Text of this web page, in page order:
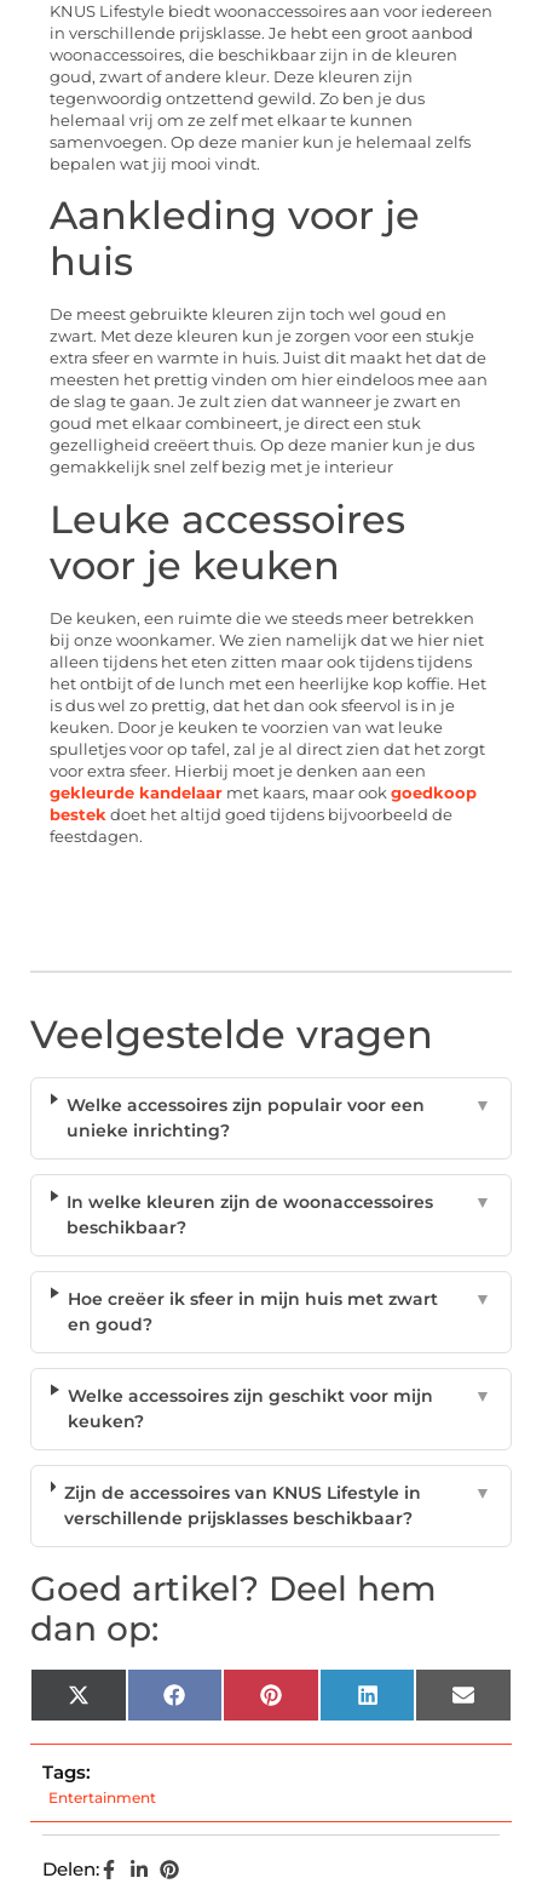
KNUS Lifestyle biedt woonaccessoires aan voor iedereen
in verschillende prijsklasse. Je hebt een groot aanbod
woonaccessoires, die beschikbaar zijn in de kleuren
goud, zwart of andere kleur. Deze kleuren zijn
tegenwoordig ontzettend gewild. Zo ben je dus
helemaal vrij om ze zelf met elkaar te kunnen
samenvoegen. Op deze manier kun je helemaal zelfs
bepalen wat jij mooi vindt.
Aankleding voor je
huis
De meest gebruikte kleuren zijn toch wel goud en
zwart. Met deze kleuren kun je zorgen voor een stukje
extra sfeer en warmte in huis. Juist dit maakt het dat de
meesten het prettig vinden om hier eindeloos mee aan
de slag te gaan. Je zult zien dat wanneer je zwart en
goud met elkaar combineert, je direct een stuk
gezelligheid creëert thuis. Op deze manier kun je dus
gemakkelijk snel zelf bezig met je interieur
Leuke accessoires
voor je keuken
De keuken, een ruimte die we steeds meer betrekken
bij onze woonkamer. We zien namelijk dat we hier niet
alleen tijdens het eten zitten maar ook tijdens tijdens
het ontbijt of de lunch met een heerlijke kop koffie. Het
is dus wel zo prettig, dat het dan ook sfeervol is in je
keuken. Door je keuken te voorzien van wat leuke
spulletjes voor op tafel, zal je al direct zien dat het zorgt
voor extra sfeer. Hierbij moet je denken aan een
gekleurde kandelaar met kaars, maar ook goedkoop
bestek doet het altijd goed tijdens bijvoorbeeld de
feestdagen.
Veelgestelde vragen
Welke accessoires zijn populair voor een
unieke inrichting?
▼
In welke kleuren zijn de woonaccessoires
beschikbaar?
▼
Hoe creëer ik sfeer in mijn huis met zwart
en goud?
▼
Welke accessoires zijn geschikt voor mijn
keuken?
▼
Zijn de accessoires van KNUS Lifestyle in
verschillende prijsklasses beschikbaar?
▼
Goed artikel? Deel hem
dan op:
X
(Twitter)
Facebook Pinterest LinkedIn Email
Tags:
Entertainment
Delen: